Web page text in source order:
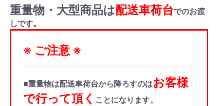
重量物・大型商品は配送車荷台でのお渡
しです。
※ ご注意 ※
■重量物は配送車荷台から降ろすのはお客様
で行って頂く ことになります。